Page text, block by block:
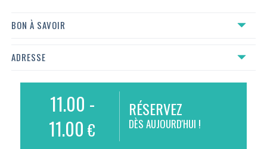
BON À SAVOIR
ADRESSE
11.00 -
11.00 €
RÉSERVEZ
DÈS AUJOURD'HUI !